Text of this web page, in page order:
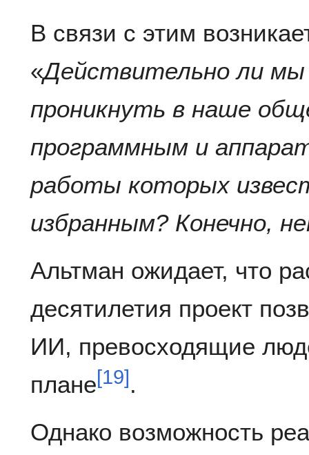
В связи с этим
«Действительно ли
проникнуть в наше
программным и
работы которых
избранным? Конечно,
Альтман ожидает, что
десятилетия проект
ИИ, превосходящие
плане[19] .
Однако возможность